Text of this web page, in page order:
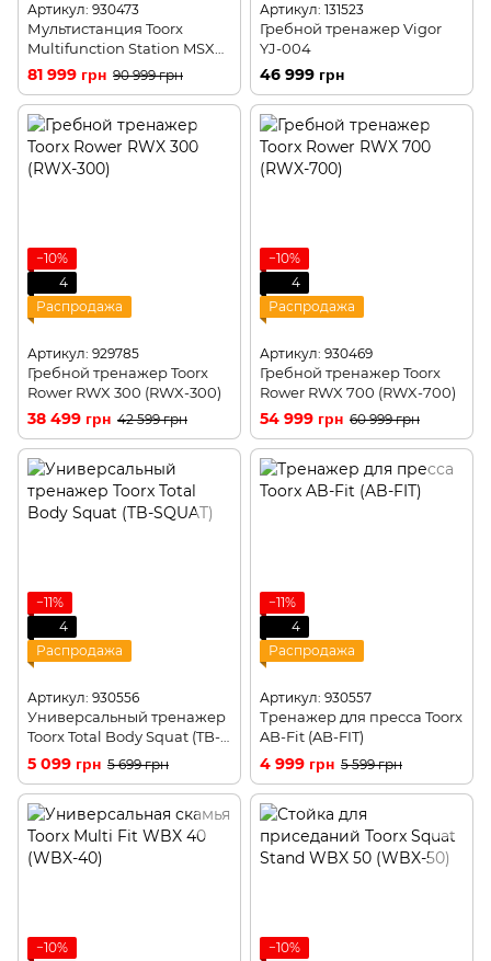
Артикул: 930473
Мультистанция Toorx
Multifunction Station MSX
90 (MSX-90)
81 999 грн 90 999 грн
Артикул: 131523
Гребной тренажер Vigor
YJ-004
46 999 грн
−10%
4
Распродажа
Артикул: 929785
Гребной тренажер Toorx
Rower RWX 300 (RWX-300)
38 499 грн 42 599 грн
−10%
4
Распродажа
Артикул: 930469
Гребной тренажер Toorx
Rower RWX 700 (RWX-700)
54 999 грн 60 999 грн
−11%
4
Распродажа
Артикул: 930556
Универсальный тренажер
Toorx Total Body Squat (TB-
SQUAT)
5 099 грн 5 699 грн
−11%
4
Распродажа
Артикул: 930557
Тренажер для пресса Toorx
AB-Fit (AB-FIT)
4 999 грн 5 599 грн
−10%
−10%